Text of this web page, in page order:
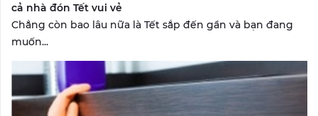
cả nhà đón Tết vui vẻ
Chẳng còn bao lâu nữa là Tết sắp đến gần và bạn đang
muốn...